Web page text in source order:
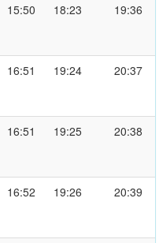
15:50 18:23 19:36
16:51 19:24 20:37
16:51 19:25 20:38
16:52 19:26 20:39